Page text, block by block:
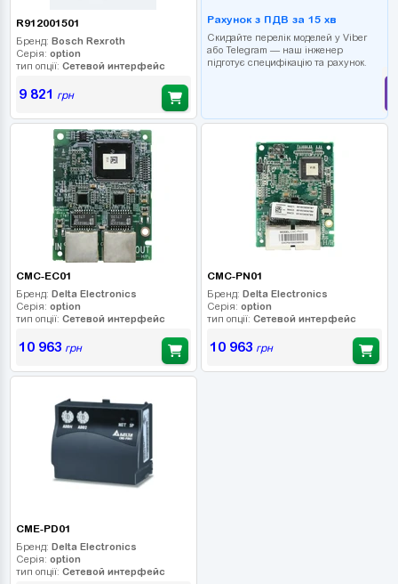
R912001501
Бренд: Bosch Rexroth
Серія: option
тип опції: Сетевой интерфейс
9 821 грн
Рахунок з ПДВ за 15 хв
Скидайте перелік моделей у Viber
або Telegram — наш інженер
підготує специфікацію та рахунок.
CMC-EC01
Бренд: Delta Electronics
Серія: option
тип опції: Сетевой интерфейс
10 963 грн
CMC-PN01
Бренд: Delta Electronics
Серія: option
тип опції: Сетевой интерфейс
10 963 грн
CME-PD01
Бренд: Delta Electronics
Серія: option
тип опції: Сетевой интерфейс